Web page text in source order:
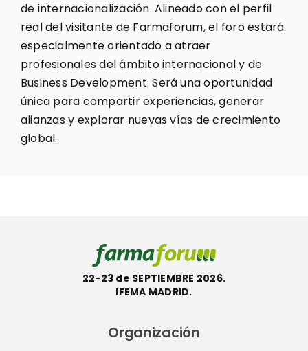
de internacionalización. Alineado con el perfil
real del visitante de Farmaforum, el foro estará
especialmente orientado a atraer
profesionales del ámbito internacional y de
Business Development. Será una oportunidad
única para compartir experiencias, generar
alianzas y explorar nuevas vías de crecimiento
global.
22-23 de SEPTIEMBRE 2026.
IFEMA MADRID.
Organización